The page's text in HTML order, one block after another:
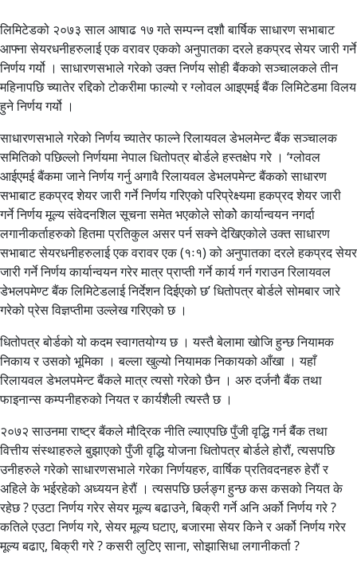
लिमिटेडको २०७३ साल आषाढ १७ गते सम्पन्न दशौ बार्षिक साधारण सभाबाट
आफ्ना सेयरधनीहरुलाई एक वरावर एकको अनुपातका दरले हकप्रद सेयर जारी गर्ने
निर्णय गर्यो । साधारणसभाले गरेको उक्त निर्णय सोही बैंकको सञ्चालकले तीन
महिनापछि च्यातेर रद्दिको टोकरीमा फाल्यो र ग्लोवल आइएमई बैंक लिमिटेडमा विलय
हुने निर्णय गर्यो ।
साधारणसभाले गरेको निर्णय च्यातेर फाल्ने रिलायवल डेभलमेन्ट बैंक सञ्चालक
समितिको पछिल्लो निर्णयमा नेपाल धितोपत्र बोर्डले हस्तक्षेप गरे । ‘ग्लोवल
आईएमई बैंकमा जाने निर्णय गर्नु अगावै रिलायवल डेभलपमेन्ट बैंकको साधारण
सभाबाट हकप्रद शेयर जारी गर्ने निर्णय गरिएको परिप्रेक्ष्यमा हकप्रद शेयर जारी
गर्ने निर्णय मूल्य संवेदनशिल सूचना समेत भएकोले सोकोे कार्यान्वयन नगर्दा
लगानीकर्ताहरुको हितमा प्रतिकुल असर पर्न सक्ने देखिएकोले उक्त साधारण
सभाबाट सेयरधनीहरुलाई एक वरावर एक (१ः१) को अनुपातका दरले हकप्रद सेयर
जारी गर्ने निर्णय कार्यान्वयन गरेर मात्र प्राप्ती गर्ने कार्य गर्न गराउन रिलायवल
डेभलपमेण्ट बैंक लिमिटेडलाई निर्देशन दिईएको छ’ धितोपत्र बोर्डले सोमबार जारे
गरेको प्रेस विज्ञप्तीमा उल्लेख गरिएको छ ।
धितोपत्र बोर्डको यो कदम स्वागतयोग्य छ । यस्तै बेलामा खोजि हुन्छ नियामक
निकाय र उसको भूमिका । बल्ला खुल्यो नियामक निकायको आँखा । यहाँ
रिलायवल डेभलपमेन्ट बैंकले मात्र त्यसो गरेको छैन । अरु दर्जनौ बैंक तथा
फाइनान्स कम्पनीहरुको नियत र कार्यशैली त्यस्तै छ ।
२०७२ साउनमा राष्ट्र बैंकले मौद्रिक नीति ल्याएपछि पुँजी वृद्धि गर्न बैंंक तथा
वित्तीय संस्थाहरुले बुझाएको पुँजी वृद्धि योजना धितोपत्र बोर्डले होरौं, त्यसपछि
उनीहरुले गरेको साधारणसभाले गरेका निर्णयहरु, वार्षिक प्रतिवदनहरु हेरौं र
अहिले के भईरहेको अध्ययन हेरौं । त्यसपछि छर्लङ्ग हुन्छ कस कसको नियत के
रहेछ ? एउटा निर्णय गरेर सेयर मूल्य बढाउने, बिक्री गर्ने अनि अर्को निर्णय गरे ?
कतिले एउटा निर्णय गरे, सेयर मूल्य घटाए, बजारमा सेयर किने र अर्को निर्णय गरेर
मूल्य बढाए, बिक्री गरे ? कसरी लुटिए साना, सोझासिधा लगानीकर्ता ?